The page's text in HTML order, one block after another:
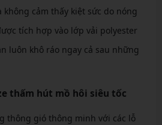
không cảm thấy kiệt sức do nóng
tích hợp vào lớp vải polyester
luôn khô ráo ngay cả sau những
thấm hút mồ hôi siêu tốc
thông gió thông minh với các lỗ